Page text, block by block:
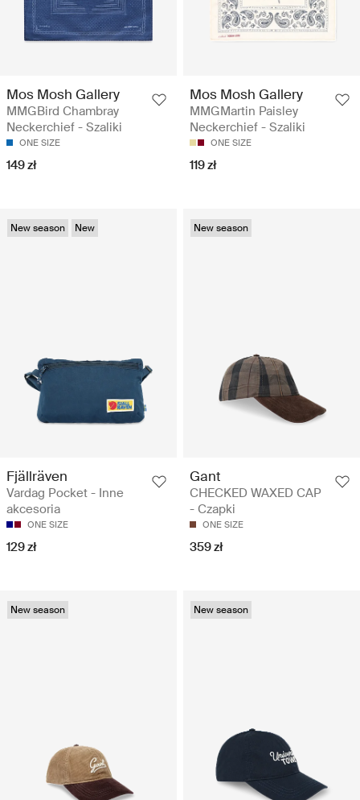
Mos Mosh Gallery
MMGBird Chambray
Neckerchief - Szaliki
ONE SIZE
149 zł
Mos Mosh Gallery
MMGMartin Paisley
Neckerchief - Szaliki
ONE SIZE
119 zł
New season New
Fjällräven
Vardag Pocket - Inne
akcesoria
ONE SIZE
129 zł
New season
Gant
CHECKED WAXED CAP
- Czapki
ONE SIZE
359 zł
New season New season